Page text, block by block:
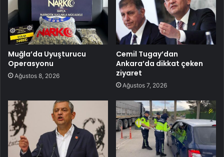
Muğla’da Uyuşturucu
Operasyonu
Ağustos 8, 2026
Cemil Tugay’dan
Ankara’da dikkat çeken
ziyaret
Ağustos 7, 2026